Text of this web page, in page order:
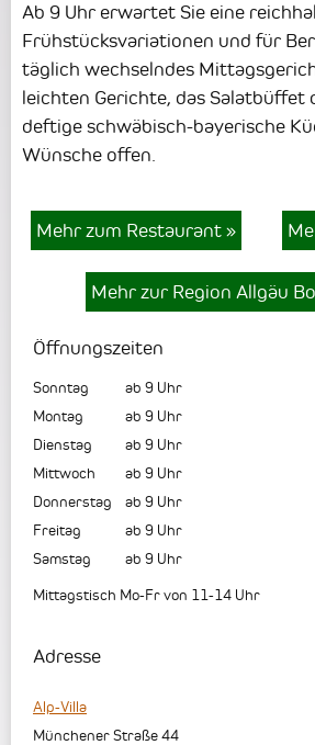
Ab 9 Uhr erwartet Sie eine
Frühstücksvariationen und für
täglich wechselndes
leichten Gerichte, das Salatbüffet
deftige schwäbisch-bayerische
Wünsche offen.
Mehr zum Restaurant»
Mehr zur Region Allgäu
Öffnungszeiten
Sonntag
ab 9 Uhr
Montag
ab 9 Uhr
Dienstag
ab 9 Uhr
Mittwoch
ab 9 Uhr
Donnerstag
ab 9 Uhr
Freitag
ab 9 Uhr
Samstag
ab 9 Uhr
Mittagstisch Mo-Fr von 11-14 Uhr
Adresse
Alp-Villa
Münchener Straße 44